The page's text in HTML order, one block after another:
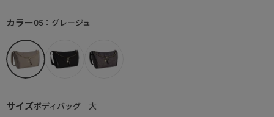
サイズボディバッグ 大
カラー05：グレージュ